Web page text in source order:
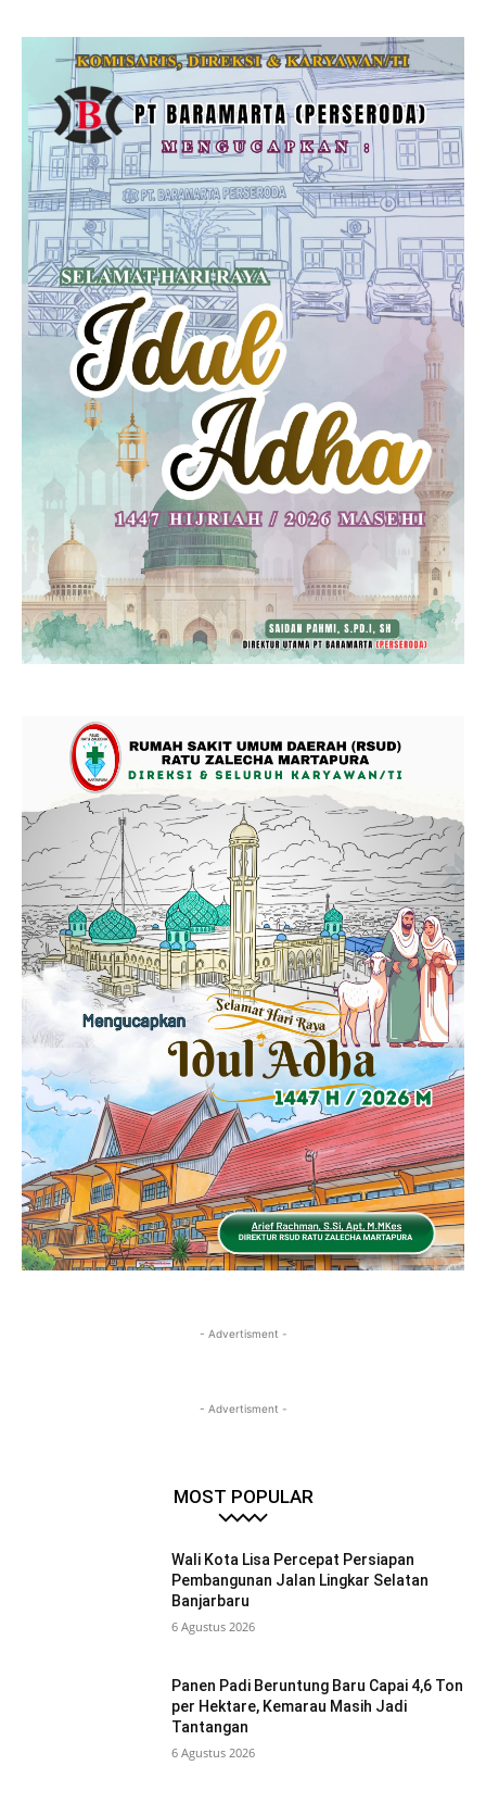
- Advertisment -
- Advertisment -
MOST POPULAR
Wali Kota Lisa Percepat Persiapan
Pembangunan Jalan Lingkar Selatan
Banjarbaru
6 Agustus 2026
Panen Padi Beruntung Baru Capai 4,6 Ton
per Hektare, Kemarau Masih Jadi
Tantangan
6 Agustus 2026